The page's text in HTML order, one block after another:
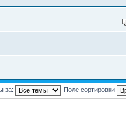
за: Поле сортировки